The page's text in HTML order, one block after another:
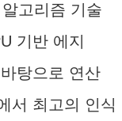
고리즘 기술
기반 에지
탕으로 연산
서 최고의 인식